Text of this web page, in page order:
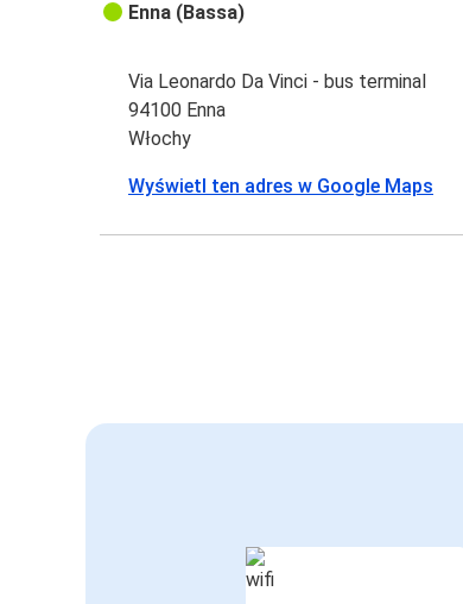
Enna (Bassa)
Via Leonardo Da Vinci - bus terminal
94100 Enna
Włochy
Wyświetl ten adres w Google Maps